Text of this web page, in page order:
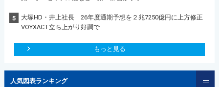
5
大塚HD・井上社長 26年度通期予想を２兆7250億円に上方修正
VOYXACT立ち上がり好調で
もっと見る
人気図表ランキング